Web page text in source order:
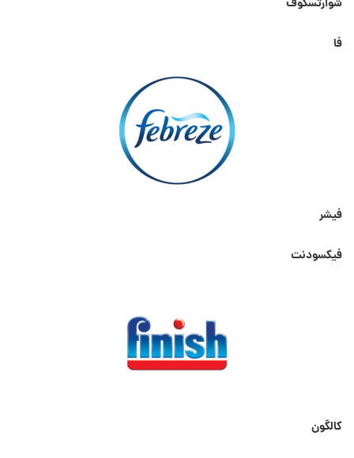
شوارتسکوف
فا
فیشر
فیکسودنت
کالگون